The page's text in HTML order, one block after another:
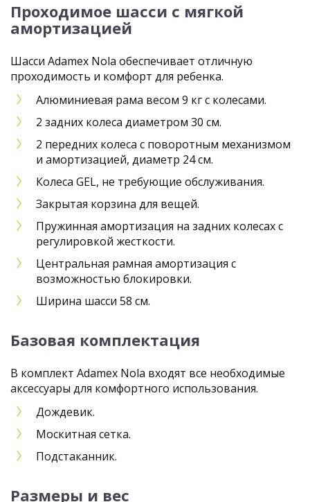
Проходимое шасси с мягкой
амортизацией
Шасси Adamex Nola обеспечивает отличную
проходимость и комфорт для ребенка.
Алюминиевая рама весом 9 кг с колесами.
2 задних колеса диаметром 30 см.
2 передних колеса с поворотным механизмом
и амортизацией, диаметр 24 см.
Колеса GEL, не требующие обслуживания.
Закрытая корзина для вещей.
Пружинная амортизация на задних колесах с
регулировкой жесткости.
Центральная рамная амортизация с
возможностью блокировки.
Ширина шасси 58 см.
Базовая комплектация
В комплект Adamex Nola входят все необходимые
аксессуары для комфортного использования.
Дождевик.
Москитная сетка.
Подстаканник.
Размеры и вес